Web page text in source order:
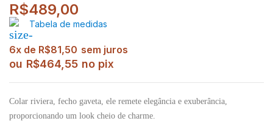
R$489,00
Tabela de medidas
6x de R$81,50 sem juros
ou R$464,55 no pix
Colar riviera, fecho gaveta, ele remete elegância e exuberância,
proporcionando um look cheio de charme.